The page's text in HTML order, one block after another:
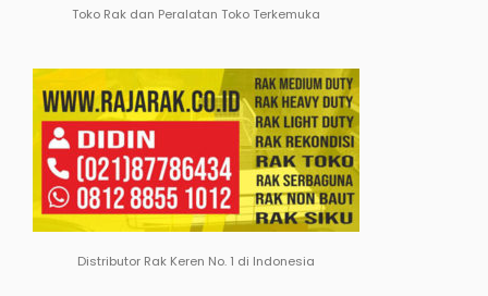
Toko Rak dan Peralatan Toko Terkemuka
Distributor Rak Keren No. 1 di Indonesia